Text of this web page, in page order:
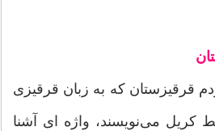
قرقیزستان که به زبان قرقیزی
می‌نویسند، واژه ای آشنا